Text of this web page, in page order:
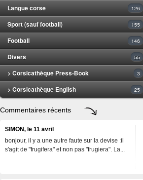
Langue corse 126
Sport (sauf football) 155
Football 146
Divers 55
> Corsicathèque Press-Book 3
> Corsicathèque English 25
Commentaires récents
SIMON, le 11 avril
bonjour, il y a une autre faute sur la devise :il
s'agit de "frugifera" et non pas "frugiera". La...